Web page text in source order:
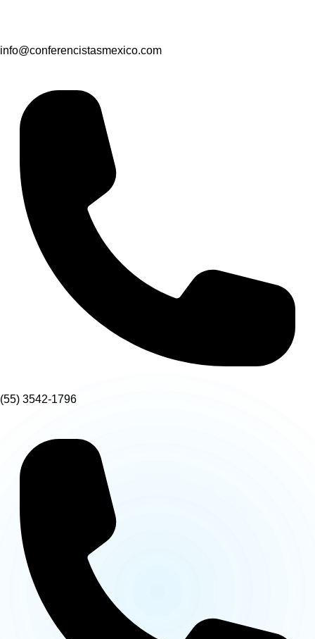
info@conferencistasmexico.com
(55) 3542-1796